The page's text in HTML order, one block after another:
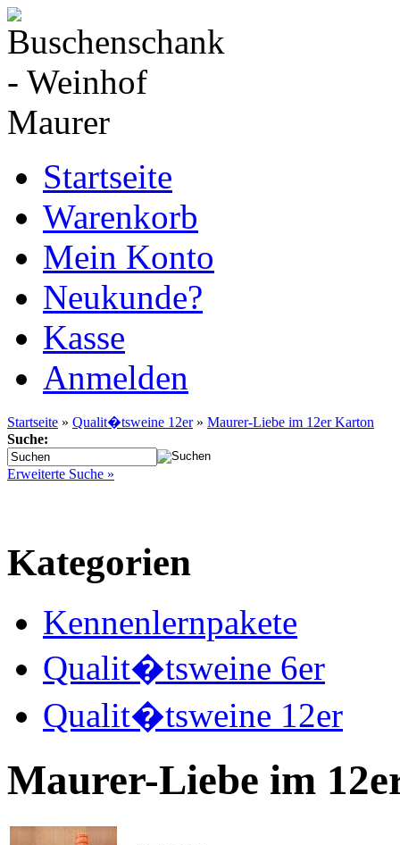
Startseite
Warenkorb
Mein Konto
Neukunde?
Kasse
Anmelden
Startseite » Qualit�tsweine 12er» Maurer-Liebe im 12er Karton
Suche:
Erweiterte Suche »
Kategorien
Kennenlernpakete
Qualit�tsweine 6er
Qualit�tsweine 12er
Maurer-Liebe im